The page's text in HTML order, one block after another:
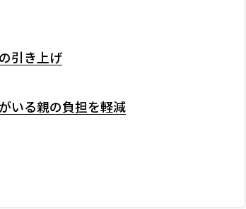
護・福祉の皆様へ
計・税務
引き上げ
いる親の負担を軽減